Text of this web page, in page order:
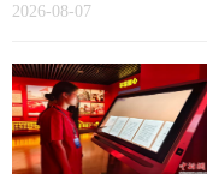
2026-08-07